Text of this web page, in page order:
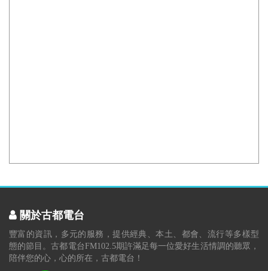
關於古都電台
豐富的資訊，多元的服務，提供經典、本土、都會、流行等多樣型
態的節目。古都電台FM102.5期許滿足每一位愛好生活情調的聽眾，
陪伴您的心，心的所在，古都電台！